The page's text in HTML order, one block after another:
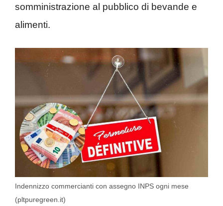
somministrazione al pubblico di bevande e
alimenti.
Indennizzo commercianti con assegno INPS ogni mese
(pltpuregreen.it)